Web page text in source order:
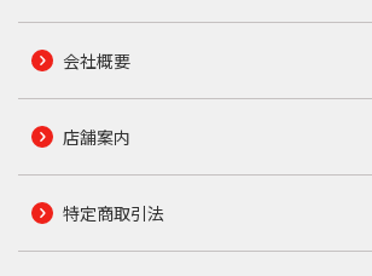
会社概要
店舗案内
特定商取引法